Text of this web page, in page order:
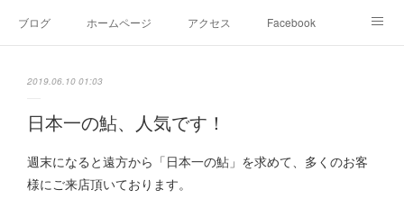
ブログ ホームページ アクセス Facebook
2019.06.10 01:03
日本一の鮎、人気です！
週末になると遠方から「日本一の鮎」を求めて、多くのお客
様にご来店頂いております。